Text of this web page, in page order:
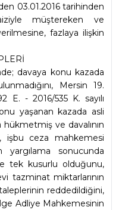
03.01.2016 tarihinden
müştereken ve
fazlaya ilişkin
davaya konu kazada
Mersin 19.
E. - 2016/535 K. sayılı
yaşanan kazada asli
hükmetmiş ve davalının
işbu ceza mahkemesi
yargılama sonucunda
tek kusurlu olduğunu,
tazminat miktarlarının
reddedildiğini,
Adliye Mahkemesinin